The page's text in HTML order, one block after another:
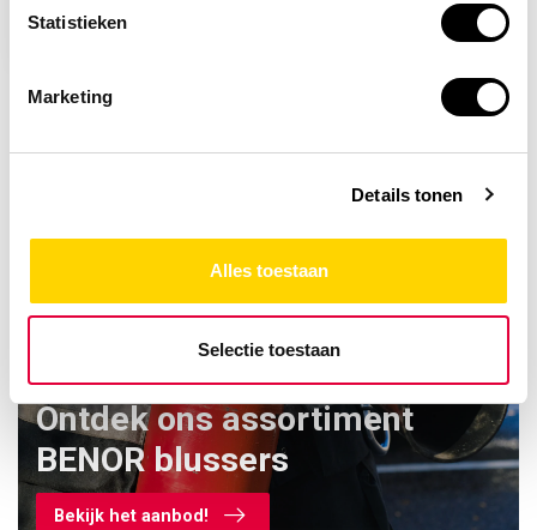
Statistieken
Marketing
Details tonen
Alles toestaan
Selectie toestaan
Ontdek ons assortiment
BENOR blussers
Bekijk het aanbod!